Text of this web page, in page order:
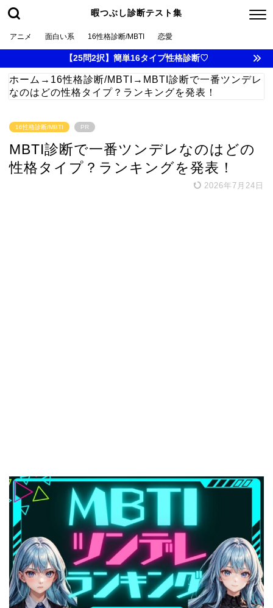
暇つぶし診断テスト集
アニメ 面白い系 16性格診断/MBTI 恋愛
【25問2択】簡単16タイプ性格診断♡
ホーム → 16性格診断/MBTI → MBTI診断で一番ツンデレ
なのはどの性格タイプ？ランキングを発表！
16性格診断/MBTI PR
MBTI診断で一番ツンデレなのはどの
性格タイプ？ランキングを発表！
2026年7月24日